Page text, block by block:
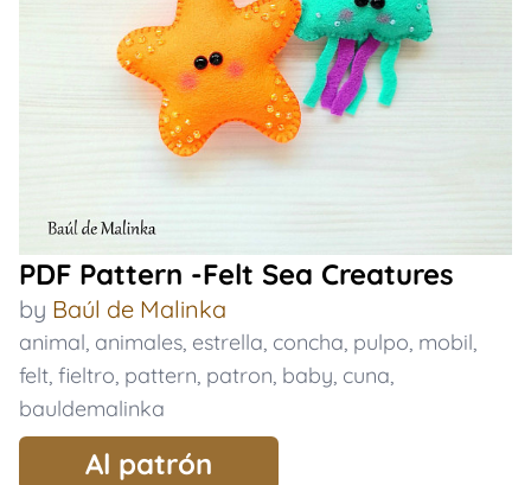
PDF Pattern -Felt Sea Creatures
by Baúl de Malinka
animal, animales, estrella, concha, pulpo, mobil,
felt, fieltro, pattern, patron, baby, cuna,
bauldemalinka
Al patrón